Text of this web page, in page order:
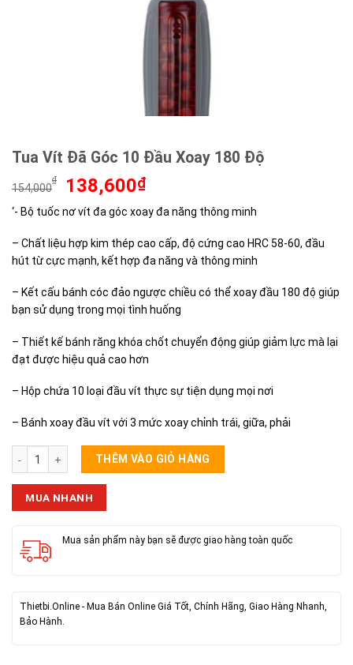
Tua Vít Đã Góc 10 Đầu Xoay 180 Độ
154,000
₫
Giá
là:
138,600₫Giá
tại
138,600₫.
‘- Bộ tuốc nơ vít đa góc xoay đa năng thông minh
– Chất liệu hợp kim thép cao cấp, độ cứng cao HRC 58-60, đầu
hút từ cực mạnh, kết hợp đa năng và thông minh
– Kết cấu bánh cóc đảo ngược chiều có thể xoay đầu 180 độ giúp
bạn sử dụng trong mọi tình huống
– Thiết kế bánh răng khóa chốt chuyển động giúp giảm lực mà lại
đạt được hiệu quả cao hơn
– Hộp chứa 10 loại đầu vít thực sự tiện dụng mọi nơi
– Bánh xoay đầu vít với 3 mức xoay chỉnh trái, giữa, phải
Tua Vít Đã Góc 10 Đầu Xoay 180 Độ số lượng
THÊM VÀO GIỎ HÀNG
MUA NHANH
Mua sản phẩm này bạn sẽ được giao hàng toàn quốc
Thietbi.Online - Mua Bán Online Giá Tốt, Chính Hãng, Giao Hàng Nhanh,
Bảo Hành.